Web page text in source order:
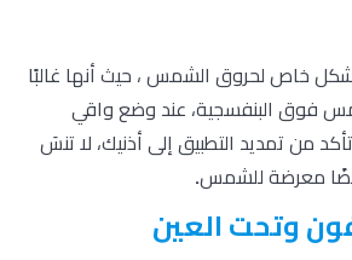
خاص لحروق الشمس ، حيث أنها غالبًا
فوق البنفسجية، عند وضع واقي
من تمديد التطبيق إلى أذنيك، لا تنسَ
معرضة للشمس.